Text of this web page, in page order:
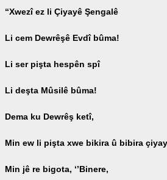
“Xwezî ez li Çiyayê Şengalê
Li cem Dewrêşê Evdî bûma!
Li ser pişta hespên spî
Li deşta Mûsilê bûma!
Dema ku Dewrêş ketî,
Min ew li pişta xwe bikira û bibira
Min jê re bigota, ‘’Binere,